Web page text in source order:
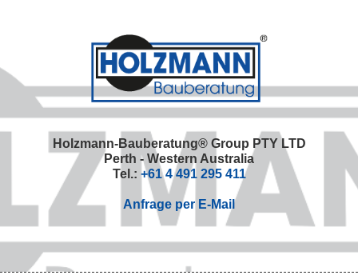
navigation
content
sidebar
Holzmann-Bauberatung® Group PTY LTD
Perth - Western Australia
Tel.: +61 4 491 295 411
Anfrage per E-Mail